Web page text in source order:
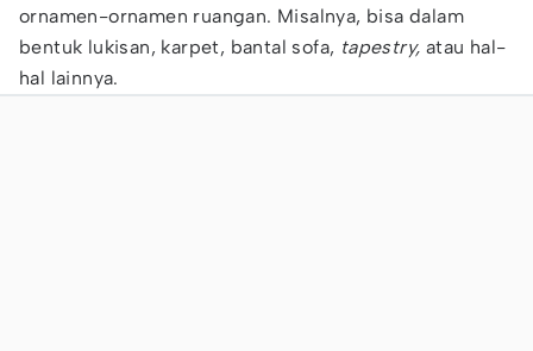
ornamen-ornamen ruangan. Misalnya, bisa dalam
bentuk lukisan, karpet, bantal sofa, tapestry, atau hal-
hal lainnya.